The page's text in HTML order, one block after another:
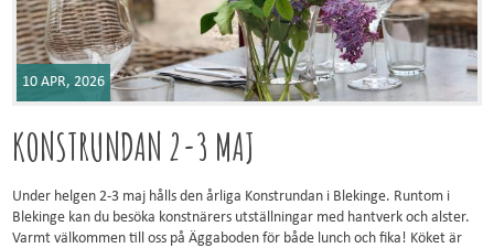
10 APR, 2026
KONSTRUNDAN 2-3 MAJ
Under helgen 2-3 maj hålls den årliga Konstrundan i Blekinge. Runtom i
Blekinge kan du besöka konstnärers utställningar med hantverk och alster.
Varmt välkommen till oss på Äggaboden för både lunch och fika! Köket är